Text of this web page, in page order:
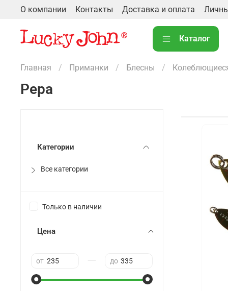
О компании Контакты Доставка и оплата
Каталог
Главная Приманки Блесны
Pepa
Категории
Все категории
Только в наличии
Цена
от до